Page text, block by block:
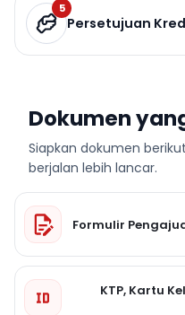
5
Persetujuan
Dokumen
Siapkan dokumen
berjalan lebih lancar.
Formulir
KTP, Kartu